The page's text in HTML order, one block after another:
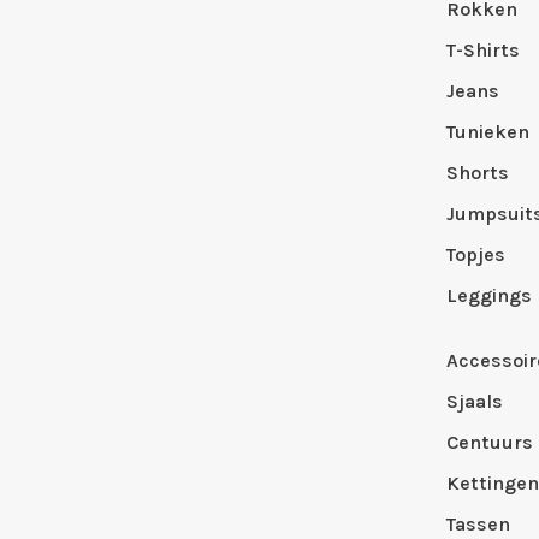
Rokken
T-Shirts
Jeans
Tunieken
Shorts
Topjes
Leggings
Sjaals
Centuurs
Kettingen
Tassen